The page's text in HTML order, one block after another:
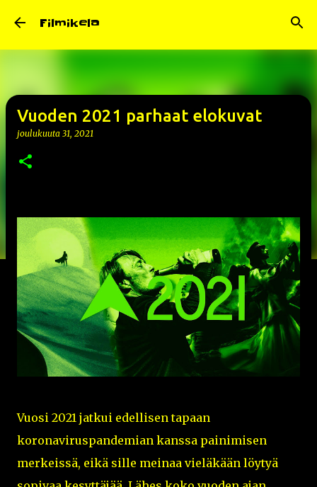
Filmikela
Vuoden 2021 parhaat elokuvat
joulukuuta 31, 2021
Vuosi 2021 jatkui edellisen tapaan
koronaviruspandemian kanssa painimisen
merkeissä, eikä sille meinaa vieläkään löytyä